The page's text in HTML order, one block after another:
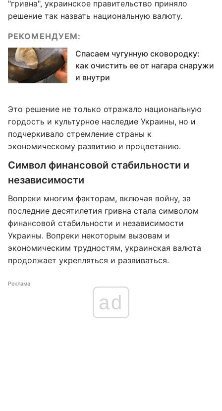
"гривна", украинское правительство приняло
решение так назвать национальную валюту.
РЕКОМЕНДУЕМ:
Спасаем чугунную сковородку:
как очистить ее от нагара снаружи
и внутри
Это решение не только отражало национальную
гордость и культурное наследие Украины, но и
подчеркивало стремление страны к
экономическому развитию и процветанию.
Символ финансовой стабильности и
независимости
Вопреки многим факторам, включая войну, за
последние десятилетия гривна стала символом
финансовой стабильности и независимости
Украины. Вопреки некоторым вызовам и
экономическим трудностям, украинская валюта
продолжает укрепляться и развиваться.
Реклама
ad